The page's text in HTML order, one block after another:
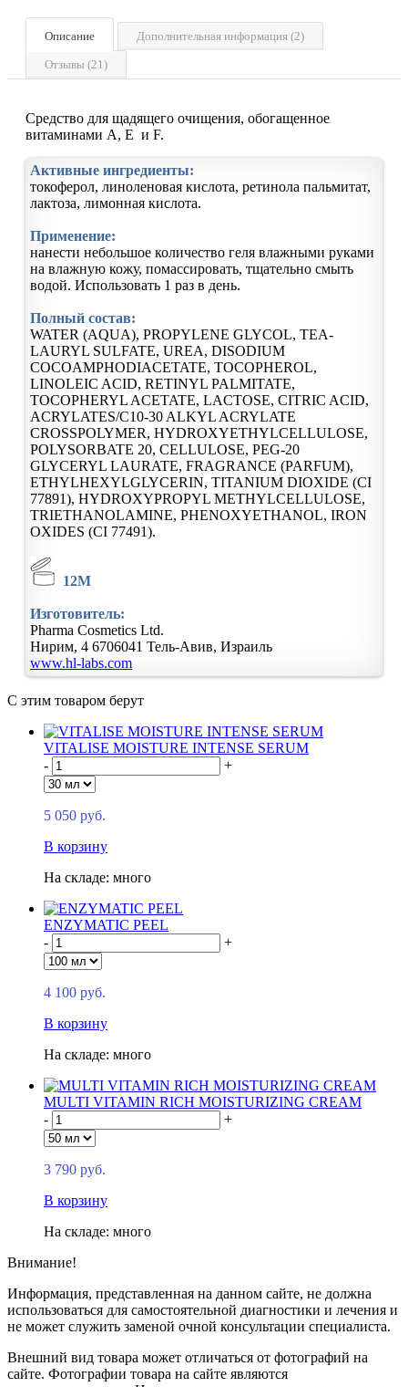
Описание Дополнительная информация (2)
Отзывы (21)
Средство для щадящего очищения, обогащенное
витаминами A, E и F.
Активные ингредиенты:
токоферол, линоленовая кислота, ретинола пальмитат,
лактоза, лимонная кислота.
Применение:
нанести небольшое количество геля влажными руками
на влажную кожу, помассировать, тщательно смыть
водой. Использовать 1 раз в день.
Полный состав:
WATER (AQUA), PROPYLENE GLYCOL, TEA-
LAURYL SULFATE, UREA, DISODIUM
COCOAMPHODIACETATE, TOCOPHEROL,
LINOLEIC ACID, RETINYL PALMITATE,
TOCOPHERYL ACETATE, LACTOSE, CITRIC ACID,
ACRYLATES/C10-30 ALKYL ACRYLATE
CROSSPOLYMER, HYDROXYETHYLCELLULOSE,
POLYSORBATE 20, CELLULOSE, PEG-20
GLYCERYL LAURATE, FRAGRANCE (PARFUM),
ETHYLHEXYLGLYCERIN, TITANIUM DIOXIDE (CI
77891), HYDROXYPROPYL METHYLCELLULOSE,
TRIETHANOLAMINE, PHENOXYETHANOL, IRON
OXIDES (CI 77491).
12M
Изготовитель:
Pharma Cosmetics Ltd.
Нирим, 4 6706041 Тель-Авив, Израиль
www.hl-labs.com
С этим товаром берут
VITALISE MOISTURE INTENSE SERUM
-
+
5 050 руб.
В корзину
На складе: много
ENZYMATIC PEEL
-
+
4 100 руб.
В корзину
На складе: много
MULTI VITAMIN RICH MOISTURIZING CREAM
-
+
3 790 руб.
В корзину
На складе: много
Внимание!
Информация, представленная на данном сайте, не должна
использоваться для самостоятельной диагностики и лечения и
не может служить заменой очной консультации специалиста.
Внешний вид товара может отличаться от фотографий на
сайте. Фотографии товара на сайте являются